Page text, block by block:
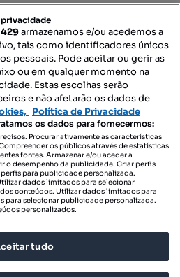
SIGA-NOS:
NA:
429armazenamos e/ou acedemos a
tais como identificadores únicos
pessoais. Pode aceitar ou gerir as
ou em qualquer momento na
Estas escolhas serão
e não afetarão os dados de
Política de Privacidade
os dados para fornecermos:
Procurar ativamente as características
os públicos através de estatísticas
fontes. Armazenar e/ou aceder a
o desempenho da publicidade. Criar perfis
para publicidade personalizada.
dados limitados para selecionar
conteúdos. Utilizar dados limitados para
para selecionar publicidade personalizada.
personalizados.
tudo